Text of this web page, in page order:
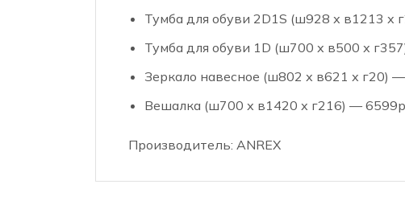
Тумба для обуви 2D1S (ш928 х в1213 х
Тумба для обуви 1D (ш700 х в500 х
Зеркало навесное (ш802 х в621 х г20)
Вешалка (ш700 х в1420 х г216) — 6599р
Производитель: ANREX